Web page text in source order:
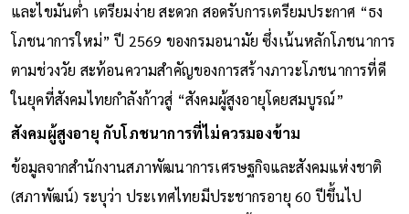
และไขมันต่ำ เตรียมง่าย สะดวก สอดรับการเตรียมประกาศ “ธง
โภชนาการใหม่” ปี 2569 ของกรมอนามัย ซึ่งเน้นหลักโภชนาการ
ตามช่วงวัย สะท้อนความสำคัญของการสร้างภาวะโภชนาการที่ดี
ในยุคที่สังคมไทยกำลังก้าวสู่ “สังคมผู้สูงอายุโดยสมบูรณ์”
สังคมผู้สูงอายุ กับโภชนาการที่ไม่ควรมองข้าม
ข้อมูลจากสำนักงานสภาพัฒนาการเศรษฐกิจและสังคมแห่งชาติ
(สภาพัฒน์) ระบุว่า ประเทศไทยมีประชากรอายุ 60 ปีขึ้นไป